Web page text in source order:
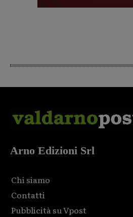
Arno Edizioni Srl
Chi siamo
Contatti
Pubblicità su Vpost